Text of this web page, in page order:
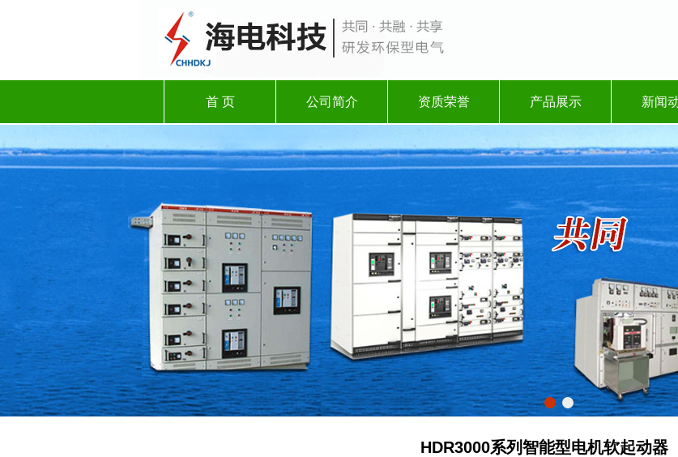
首 页 公司简介 资质荣誉 产品展示 新闻
HDR3000系列智能型电机软起动器